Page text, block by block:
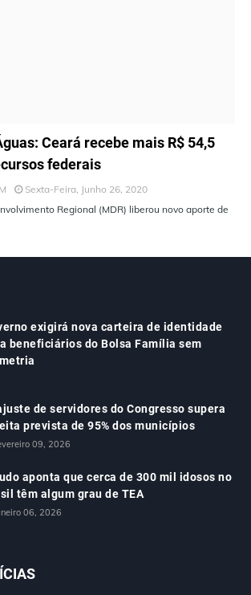
Ceará recebe mais R$ 54,5
federais
Sexta-Feira, Junho 26, 2020
Regional (MDR) liberou novo aporte de
exigirá nova carteira de identidade
beneficiários do Bolsa Família sem
de servidores do Congresso supera
prevista de 95% dos municípios
09, 2026
aponta que cerca de 300 mil idosos no
têm algum grau de TEA
06, 2026